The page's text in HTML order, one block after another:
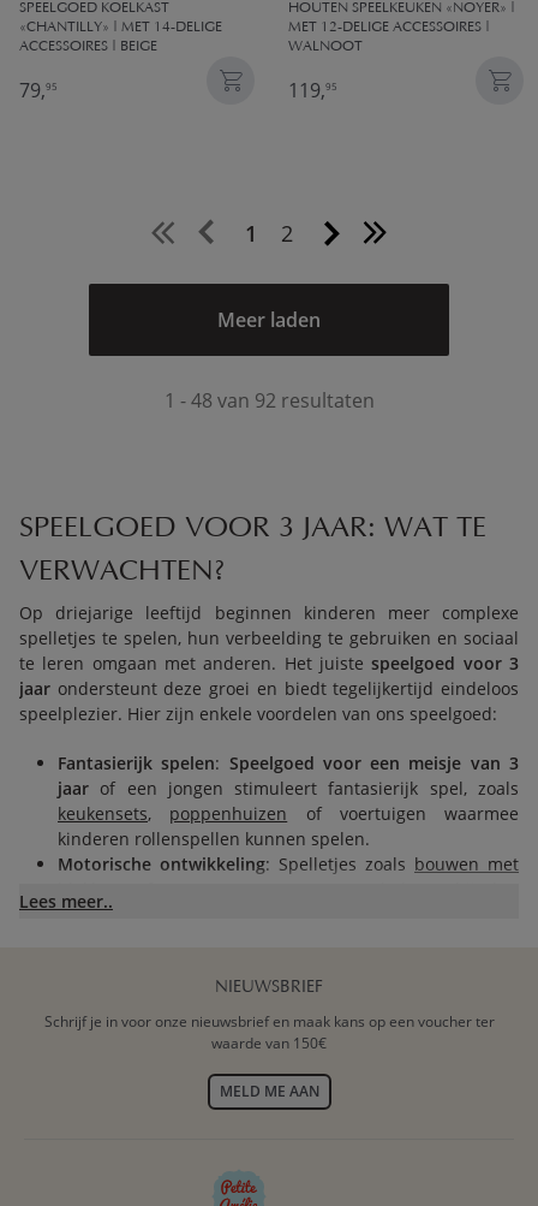
SPEELGOED KOELKAST
«CHANTILLY» | MET 14-DELIGE
ACCESSOIRES | BEIGE
79,95
HOUTEN SPEELKEUKEN «NOYER» |
MET 12-DELIGE ACCESSOIRES |
WALNOOT
119,95
1 2
Meer laden
1 - 48 van 92 resultaten
SPEELGOED VOOR 3 JAAR: WAT TE
VERWACHTEN?
Op driejarige leeftijd beginnen kinderen meer complexe
spelletjes te spelen, hun verbeelding te gebruiken en sociaal
te leren omgaan met anderen. Het juistespeelgoed voor 3
jaar ondersteunt deze groei en biedt tegelijkertijd eindeloos
speelplezier. Hier zijn enkele voordelen van ons speelgoed:
Fantasierijk spelen: Speelgoed voor een meisje van 3
jaar of een jongen stimuleert fantasierijk spel, zoals
keukensets, poppenhuizen of voertuigen waarmee
kinderen rollenspellen kunnen spelen.
Motorische ontwikkeling: Spelletjes zoals bouwen met
verbeteren van fijne motoriek en hand-oog coördinatie.
kinderen belangrijke cognitieve vaardigheden te
ontwikkelen terwijl ze plezier hebben.
VEILIG EN DUURZAAM SPEELGOED
is gemaakt van duurzame materialen
Lees meer..
NIEUWSBRIEF
Schrijf je in voor onze nieuwsbrief en maak kans op een voucher ter
waarde van 150€
MELD ME AAN